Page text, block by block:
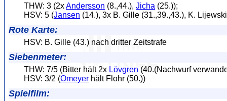
THW: 3 (2xAndersson (8.,44.), Jicha (25.));
HSV: 5 (Jansen (14.), 3x B. Gille (31.,39.,43.), K.
Rote Karte:
HSV: B. Gille (43.) nach dritter Zeitstrafe
Siebenmeter:
THW: 7/5 (Bitter hält 2x Lövgren (40.(Nachwurf
HSV: 3/2 (Omeyer hält Flohr (50.))
Spielfilm: